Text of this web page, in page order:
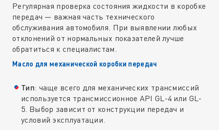
Регулярная проверка состояния жидкости в коробке
передач — важная часть технического
обслуживания автомобиля. При выявлении любых
отклонений от нормальных показателей лучше
обратиться к специалистам.
Масло для механической коробки передач
Тип: чаще всего для механических трансмиссий
используется трансмиссионное API GL-4 или GL-
5. Выбор зависит от конструкции передач и
условий эксплуатации.